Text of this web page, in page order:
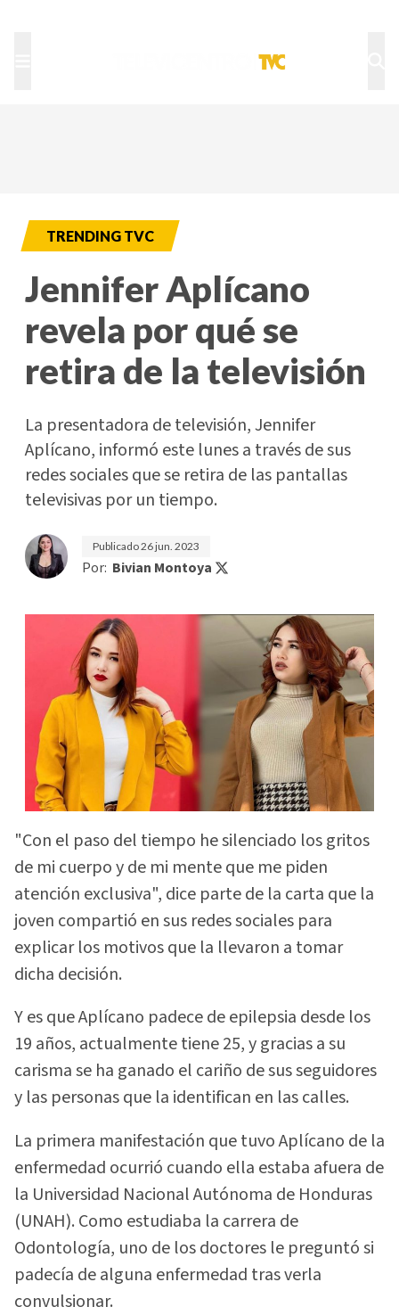
TRENDING TVC
Jennifer Aplícano
revela por qué se
retira de la televisión
La presentadora de televisión, Jennifer
Aplícano, informó este lunes a través de sus
redes sociales que se retira de las pantallas
televisivas por un tiempo.
Publicado26 jun. 2023
Por: Bivian Montoya
"Con el paso del tiempo he silenciado los gritos
de mi cuerpo y de mi mente que me piden
atención exclusiva", dice parte de la carta que la
joven compartió en sus redes sociales para
explicar los motivos que la llevaron a tomar
dicha decisión.
Y es que Aplícano padece de epilepsia desde los
19 años, actualmente tiene 25, y gracias a su
carisma se ha ganado el cariño de sus seguidores
y las personas que la identifican en las calles.
La primera manifestación que tuvo Aplícano de la
enfermedad ocurrió cuando ella estaba afuera de
la Universidad Nacional Autónoma de Honduras
(UNAH). Como estudiaba la carrera de
Odontología, uno de los doctores le preguntó si
padecía de alguna enfermedad tras verla
convulsionar.